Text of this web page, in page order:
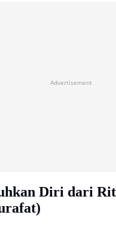
Advertisement
Diri dari